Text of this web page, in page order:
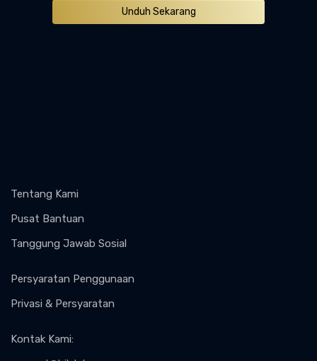
Unduh Sekarang
Tentang Kami
Pusat Bantuan
Tanggung Jawab Sosial
Persyaratan Penggunaan
Privasi & Persyaratan
Kontak Kami: